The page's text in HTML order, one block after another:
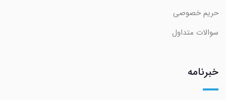
حریم خصوصی
سوالات متداول
خبرنامه